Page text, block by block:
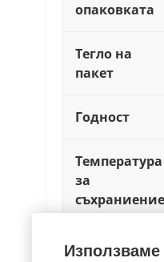
опаковката
Тегло на
пакет
Годност
Температура
за
съхраниение
(°C)
Използваме